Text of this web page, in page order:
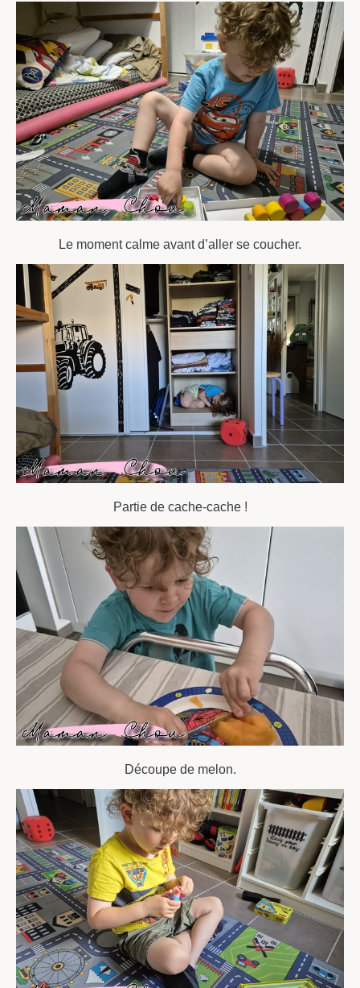
Le moment calme avant d’aller se coucher.
Partie de cache-cache !
Découpe de melon.